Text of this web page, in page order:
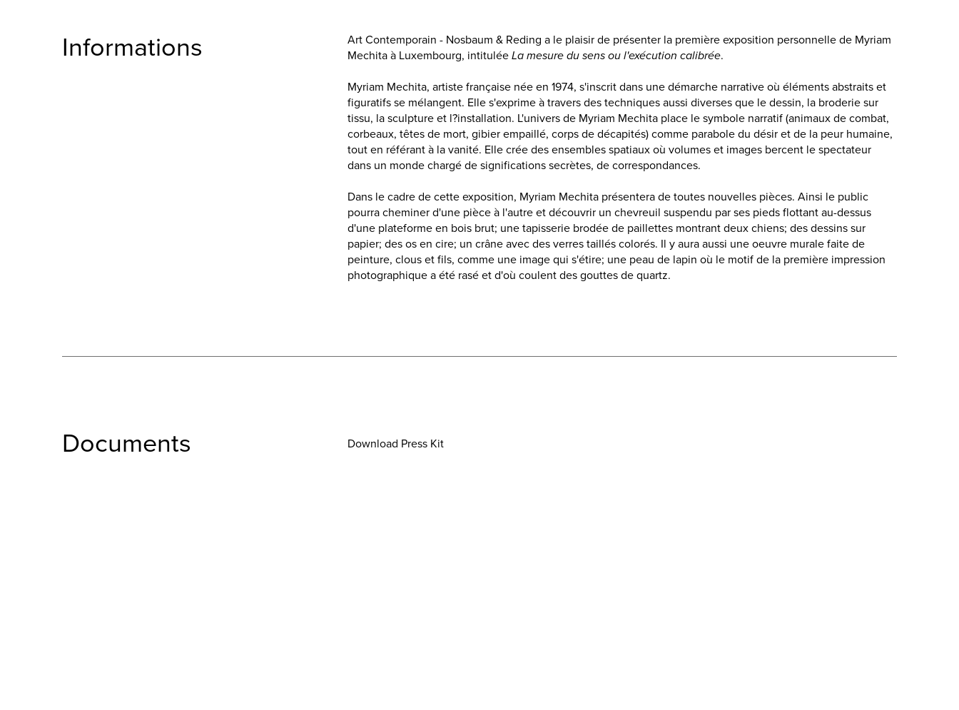
Informations
Art Contemporain - Nosbaum & Reding a le plaisir de présenter la première exposition personnelle de Myriam
Mechita à Luxembourg, intitulée La mesure du sens ou l'exécution calibrée.
Myriam Mechita, artiste française née en 1974, s'inscrit dans une démarche narrative où éléments abstraits et
figuratifs se mélangent. Elle s'exprime à travers des techniques aussi diverses que le dessin, la broderie sur
tissu, la sculpture et l?installation. L'univers de Myriam Mechita place le symbole narratif (animaux de combat,
corbeaux, têtes de mort, gibier empaillé, corps de décapités) comme parabole du désir et de la peur humaine,
tout en référant à la vanité. Elle crée des ensembles spatiaux où volumes et images bercent le spectateur
dans un monde chargé de significations secrètes, de correspondances.
Dans le cadre de cette exposition, Myriam Mechita présentera de toutes nouvelles pièces. Ainsi le public
pourra cheminer d'une pièce à l'autre et découvrir un chevreuil suspendu par ses pieds flottant au-dessus
d'une plateforme en bois brut; une tapisserie brodée de paillettes montrant deux chiens; des dessins sur
papier; des os en cire; un crâne avec des verres taillés colorés. Il y aura aussi une oeuvre murale faite de
peinture, clous et fils, comme une image qui s'étire; une peau de lapin où le motif de la première impression
photographique a été rasé et d'où coulent des gouttes de quartz.
Documents Download Press Kit